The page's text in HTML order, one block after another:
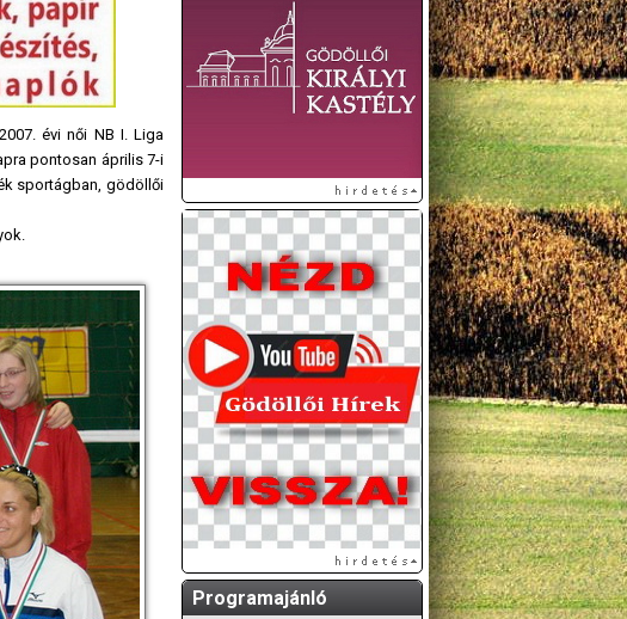
évi női NB I. Liga
pontosan április 7-i
sportágban, gödöllői
Programajánló